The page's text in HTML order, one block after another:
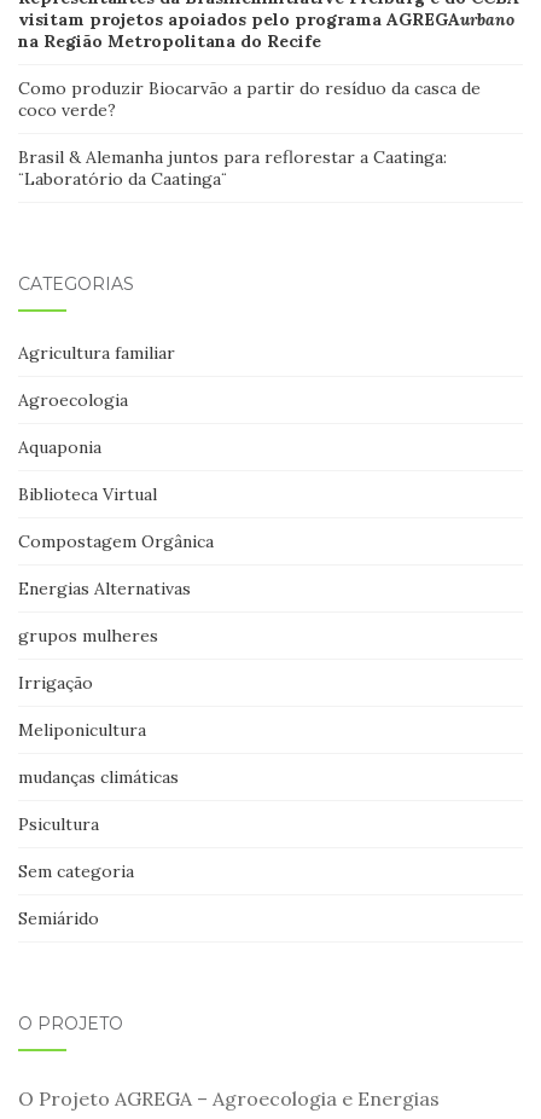
visitam projetos apoiados pelo programa AGREGAurbano
na Região Metropolitana do Recife
Como produzir Biocarvão a partir do resíduo da casca de
coco verde?
Brasil & Alemanha juntos para reflorestar a Caatinga:
¨Laboratório da Caatinga¨
CATEGORIAS
Agricultura familiar
Agroecologia
Aquaponia
Biblioteca Virtual
Compostagem Orgânica
Energias Alternativas
grupos mulheres
Irrigação
Meliponicultura
mudanças climáticas
Psicultura
Sem categoria
Semiárido
O PROJETO
O Projeto AGREGA – Agroecologia e Energias